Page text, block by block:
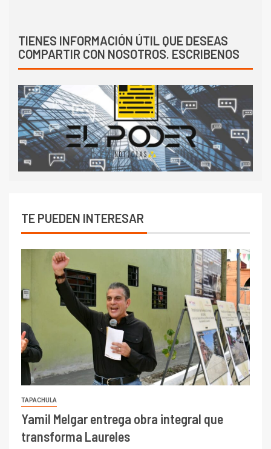
TIENES INFORMACIÓN ÚTIL QUE DESEAS
COMPARTIR CON NOSOTROS. ESCRIBENOS
TE PUEDEN INTERESAR
TAPACHULA
Yamil Melgar entrega obra integral que
transforma Laureles